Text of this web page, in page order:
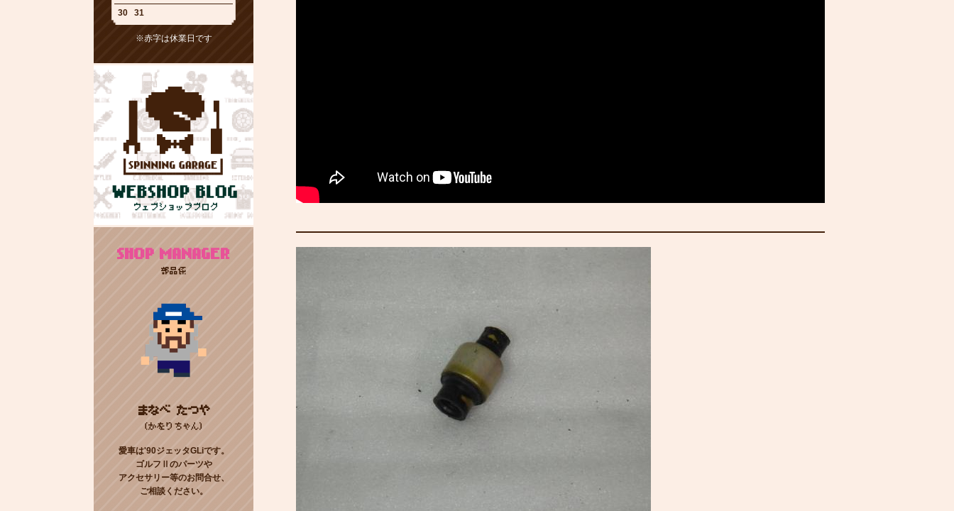
30
31
※赤字は休業日です
SHOP MANAGER
部品係
まなべ たつや
(かをりちゃん)
愛車は'90ジェッタGLiです。
ゴルフⅡのパーツや
アクセサリー等のお問合せ、
ご相談ください。